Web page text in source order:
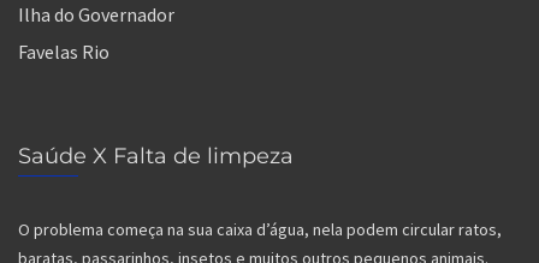
Ilha do Governador
Favelas Rio
Saúde X Falta de limpeza
O problema começa na sua caixa d’água, nela podem circular ratos,
baratas, passarinhos, insetos e muitos outros pequenos animais.